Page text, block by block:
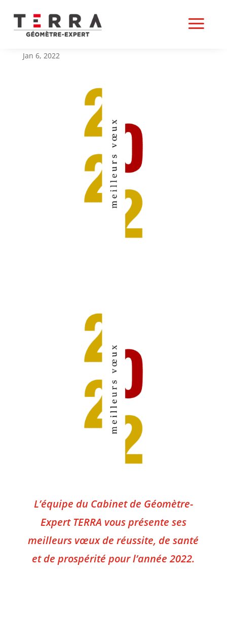
MEILLEURS VŒUX 2022
Jan 6, 2022
L’équipe du Cabinet de Géomètre-
Expert TERRA vous présente ses
meilleurs vœux de réussite, de santé
et de prospérité pour l’année 2022.